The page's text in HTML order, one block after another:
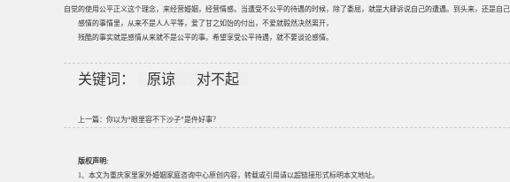
自觉的使用公平正义这个理念，来经营婚姻，经营情感。当遭受不公平的待遇的时候，除了委屈，就是大肆诉说自己的遭遇。到头来，还是自己
感情的事情里，从来不是人人平等，爱了甘之如饴的付出，不爱就毅然决然离开，
残酷的事实就是感情从来就不是公平的事。希望享受公平待遇，就不要谈论感情。
关键词： 原谅 对不起
上一篇： 你以为“眼里容不下沙子”是件好事？
版权声明:
1、本文为重庆家里家外婚姻家庭咨询中心原创内容，转载或引用请以超链接形式标明本文地址。